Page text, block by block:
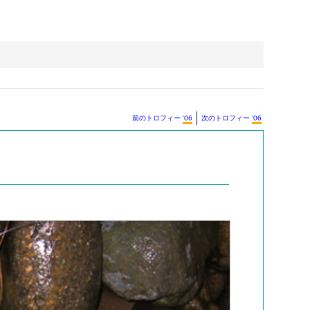
次のトロフィー '06
前のトロフィー '06